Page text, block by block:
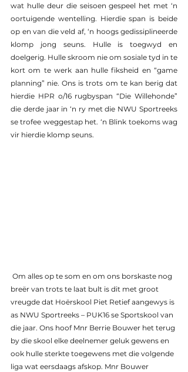
wat hulle deur die seisoen gespeel het met ‘n
oortuigende wentelling. Hierdie span is beide
op en van die veld af, ‘n hoogs gedissiplineerde
klomp jong seuns. Hulle is toegwyd en
doelgerig. Hulle skroom nie om sosiale tyd in te
kort om te werk aan hulle fiksheid en “game
planning” nie. Ons is trots om te kan berig dat
hierdie HPR o/16 rugbyspan “Die Willehonde”
die derde jaar in ‘n ry met die NWU Sportreeks
se trofee weggestap het. ‘n Blink toekoms wag
vir hierdie klomp seuns.
breër van trots te laat bult is dit met groot
vreugde dat Hoërskool Piet Retief aangewys is
as NWU Sportreeks – PUK16 se Sportskool van
die jaar. Ons hoof Mnr Berrie Bouwer het terug
by die skool elke deelnemer geluk gewens en
ook hulle sterkte toegewens met die volgende
liga wat eersdaags afskop. Mnr Bouwer